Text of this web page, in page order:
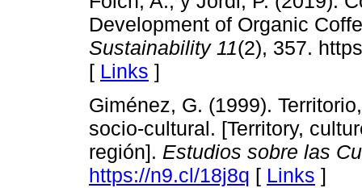
Development of Organic
Sustainability 11(2), 357.
[ Links ]
Giménez, G. (1999).
socio-cultural. [Territory,
región]. Estudios sobre las
https://n9.cl/18j8q [ Links ]